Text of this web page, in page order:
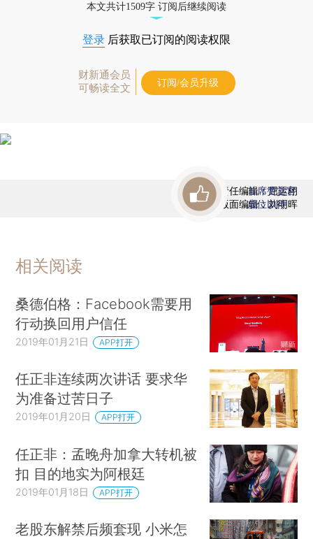
本文共计1509字 订阅后继续阅读
登录 后获取已订阅的阅读权限
财新通会员
可畅读全文
订阅/会员升级
责任编辑：屈运栩
版面编辑：刘明晖
首席赞赏官
虚位以待
相关阅读
桑德伯格：Facebook需要用
行动换回用户信任
2019年01月21日 APP打开
任正非连续两次讲话 要求华
为准备过苦日子
2019年01月20日 APP打开
任正非：孟晚舟加拿大转机被
扣 目的地实为阿根廷
2019年01月18日 APP打开
老股东解禁后频套现 小米怎